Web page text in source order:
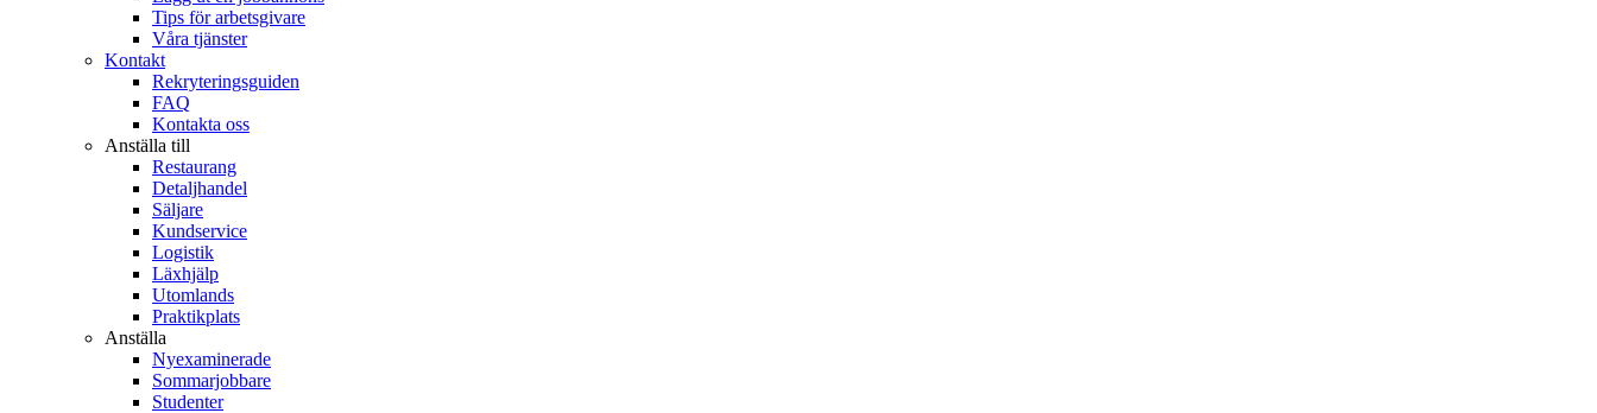
Tips för arbetsgivare
Våra tjänster
Kontakt
Rekryteringsguiden
FAQ
Kontakta oss
Anställa till
Restaurang
Detaljhandel
Säljare
Kundservice
Logistik
Läxhjälp
Utomlands
Praktikplats
Anställa
Nyexaminerade
Sommarjobbare
Studenter